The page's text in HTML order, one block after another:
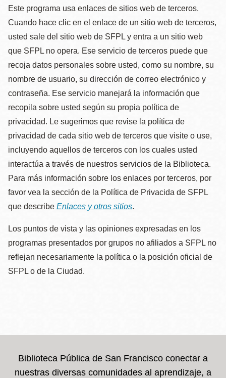
Este programa usa enlaces de sitios web de terceros.
Cuando hace clic en el enlace de un sitio web de terceros,
usted sale del sitio web de SFPL y entra a un sitio web
que SFPL no opera. Ese servicio de terceros puede que
recoja datos personales sobre usted, como su nombre, su
nombre de usuario, su dirección de correo electrónico y
contraseña. Ese servicio manejará la información que
recopila sobre usted según su propia política de
privacidad. Le sugerimos que revise la política de
privacidad de cada sitio web de terceros que visite o use,
incluyendo aquellos de terceros con los cuales usted
interactúa a través de nuestros servicios de la Biblioteca.
Para más información sobre los enlaces por terceros, por
favor vea la sección de la Política de Privacida de SFPL
que describe Enlaces y otros sitios.
Los puntos de vista y las opiniones expresadas en los
programas presentados por grupos no afiliados a SFPL no
reflejan necesariamente la política o la posición oficial de
SFPL o de la Ciudad.
Biblioteca Pública de San Francisco conectar a
nuestras diversas comunidades al aprendizaje, a